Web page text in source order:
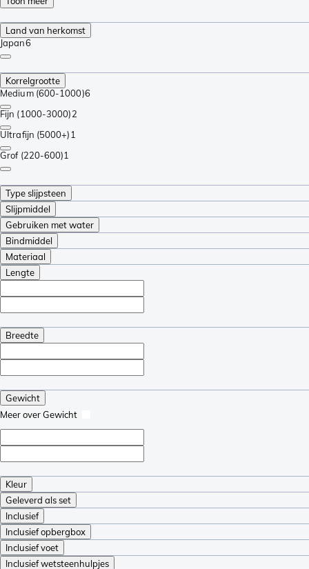
Land van herkomst
Japan6
Korrelgrootte
Medium (600-1000)6
Fijn (1000-3000)2
Ultrafijn (5000+)1
Grof (220-600)1
Type slijpsteen
Slijpmiddel
Gebruiken met water
Bindmiddel
Materiaal
Lengte
Breedte
Gewicht
Meer over Gewicht
Kleur
Geleverd als set
Inclusief
Inclusief opbergbox
Inclusief voet
Inclusief wetsteenhulpjes